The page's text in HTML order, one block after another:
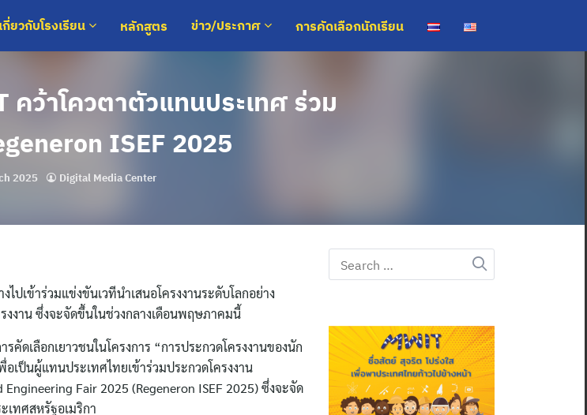
เกี่ยวกับโรงเรียน หลักสูตร ข่าว/ประกาศ การคัดเลือกนักเรียน
คว้าโควตาตัวแทนประเทศ ร่วม
ISEF 2025
2025 Digital Media Center
ปเข้าร่วมแข่งขันเวทีนำเสนอโครงงานระดับโลกอย่าง
งงาน ซึ่งจะจัดขึ้นในช่วงกลางเดือนพฤษภาคมนี้
ดเลือกเยาวชนในโครงการ “การประกวดโครงงานของนัก
เป็นผู้แทนประเทศไทยเข้าร่วมประกวดโครงงาน
Fair 2025 (Regeneron ISEF 2025) ซึ่งจะจัด
เทศสหรัฐอเมริกา
Search
for: